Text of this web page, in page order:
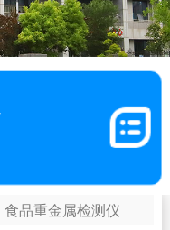
食品重金属检测仪